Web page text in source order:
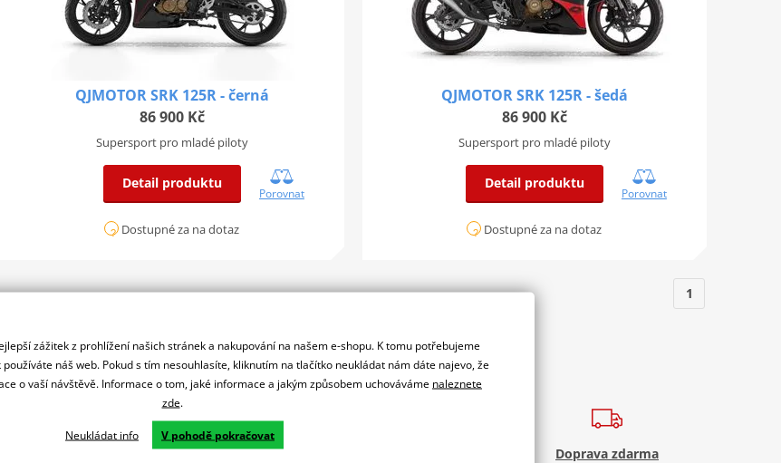
QJMOTOR SRK 125R - černá
86 900 Kč
Supersport pro mladé piloty
Detail produktu
Porovnat
Dostupné za na dotaz
QJMOTOR SRK 125R - šedá
86 900 Kč
Supersport pro mladé piloty
Detail produktu
Porovnat
Dostupné za na dotaz
1
Nadstandardní služby Doprava zdarma
zážitek z prohlížení našich stránek a nakupování na našem e-shopu. K tomu potřebujeme
náš web. Pokud s tím nesouhlasíte, kliknutím na tlačítko neukládat nám dáte najevo, že
o vaší návštěvě. Informace o tom, jaké informace a jakým způsobem uchováváme naleznete
zde.
Neukládat info V pohodě pokračovat